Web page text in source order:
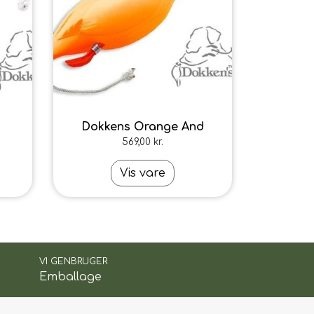
Dokkens Orange And
569,00 kr.
Vis vare
VI GENBRUGER
Emballage